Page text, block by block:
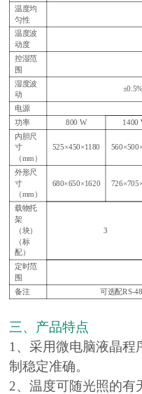
温度均
匀性
温度波
动度
控湿范
围
湿度波
动
电源
功率 800 W 1400
内胆尺
寸
（mm）
525×450×1180
外形尺
寸
（mm）
680×650×1620
载物托
架
（块）
（标
配）
3
定时范
围
备注 可选配RS-
三、产品特点
1、采用微电脑液晶程
制稳定准确。
2、温度可随光照的有